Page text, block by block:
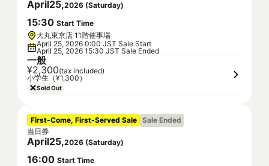
April25,2026 (Saturday)
15:30 Start Time
大丸東京店 11階催事場
April 25, 2026 0:00 JST Sale Start
April 25, 2026 15:30 JST Sale Ended
一般
¥2,300(tax included)
小学生（¥1,300）
Sold Out
First-Come, First-Served Sale Sale Ended
当日券
April25,2026 (Saturday)
16:00 Start Time